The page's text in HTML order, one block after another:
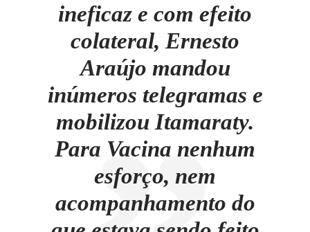
ineficaz e com efeito
colateral, Ernesto
Araújo mandou
inúmeros telegramas e
mobilizou Itamaraty.
Para Vacina nenhum
esforço, nem
acompanhamento do